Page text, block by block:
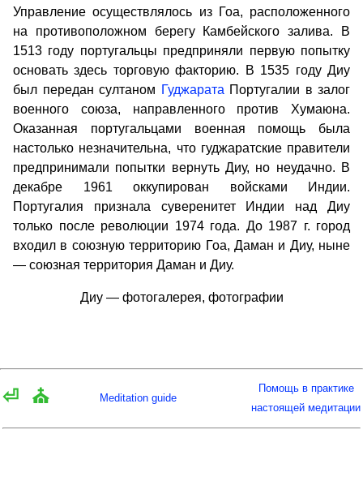
Управление осуществлялось из Гоа, расположенного
на противоположном берегу Камбейского залива. В
1513 году португальцы предприняли первую попытку
основать здесь торговую факторию. В 1535 году Диу
был передан султаном Гуджарата Португалии в залог
военного союза, направленного против Хумаюна.
Оказанная португальцами военная помощь была
настолько незначительна, что гуджаратские правители
предпринимали попытки вернуть Диу, но неудачно. В
декабре 1961 оккупирован войсками Индии.
Португалия признала суверенитет Индии над Диу
только после революции 1974 года. До 1987 г. город
входил в союзную территорию Гоа, Даман и Диу, ныне
— союзная территория Даман и Диу.
Диу — фотогалерея, фотографии
⏎ ⛪ Meditation guide
Помощь в практике
настоящей медитации